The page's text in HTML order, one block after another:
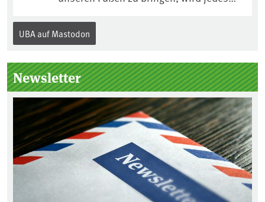
Internationalen Tag des Bodens, der
„Boden des Jahres“ vorgestellt. Das UBA
Kuratorium, wie wird der Boden des
Jahres ausgewählt und was passiert
eigentlich während eines solchen
Bodenjahres? Infos dazu gibt es im
aktuellen Podcast „Soilcast“. Jetzt
reinhören:
https://soilcast.de/interview/sc202-
interview-die-kuer-der-krume/
UBA auf Mastodon
Newsletter